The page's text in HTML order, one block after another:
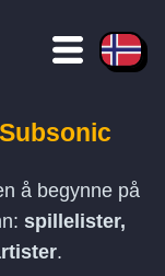
Subsonic
å begynne på
spillelister,
.